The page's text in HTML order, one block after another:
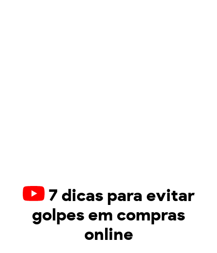
7 dicas para evitar
golpes em compras
online